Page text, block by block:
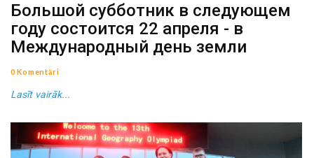
Большой субботник в следующем
году состоится 22 апреля - в
Международный день земли
0 Komentāri
Lasīt vairāk...